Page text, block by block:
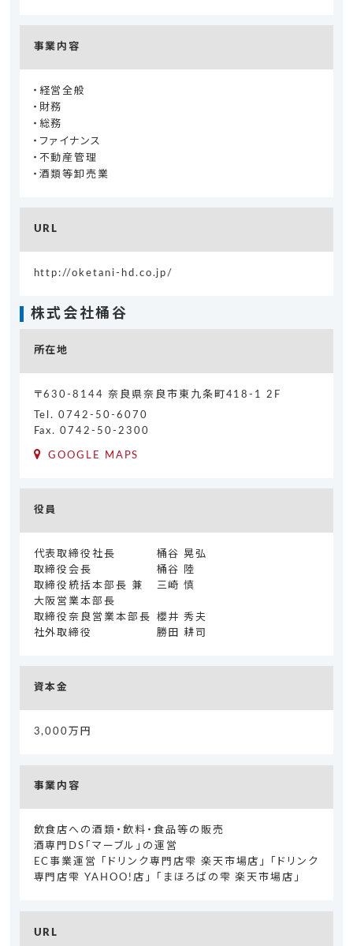
事業内容
経営全般
財務
総務
ファイナンス
不動産管理
酒類等卸売業
URL
http://oketani-hd.co.jp/
株式会社桶谷
所在地
〒630-8144 奈良県奈良市東九条町418-1 2F
Tel.0742-50-6070
Fax. 0742-50-2300
GOOGLE MAPS
役員
代表取締役社長
桶谷 晃弘
取締役会長
桶谷 陸
取締役統括本部長 兼
大阪営業本部長
三崎 慎
取締役奈良営業本部長
櫻井 秀夫
社外取締役
勝田 耕司
資本金
3,000万円
事業内容
飲食店への酒類・飲料・食品等の販売
酒専門DS「マーブル」の運営
EC事業運営 「ドリンク専門店雫 楽天市場店」 「ドリンク
専門店雫 YAHOO!店」 「まほろばの雫 楽天市場店」
URL